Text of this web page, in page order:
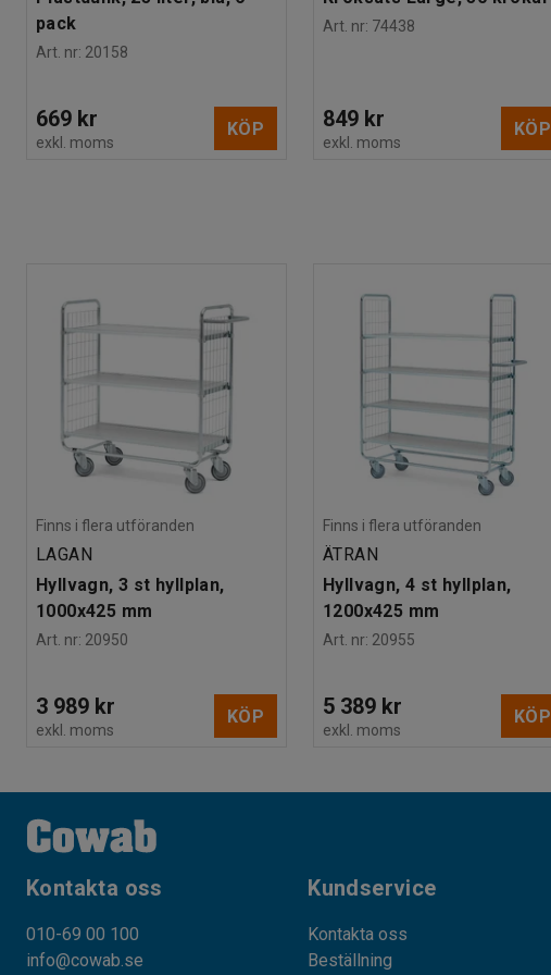
Montering: Levereras omonterad
pack
Art. nr: 20158
669 kr
exkl. moms
KÖP
Art. nr: 74438
849 kr
exkl. moms
KÖP
Finns i flera utföranden
LAGAN
Hyllvagn, 3 st hyllplan,
1000x425 mm
Art. nr: 20950
3 989 kr
exkl. moms
KÖP
Finns i flera utföranden
ÄTRAN
Hyllvagn, 4 st hyllplan,
1200x425 mm
Art. nr: 20955
5 389 kr
exkl. moms
KÖP
Kontakta oss
010-69 00 100
info@cowab.se
Kundservice
Kontakta oss
Beställning